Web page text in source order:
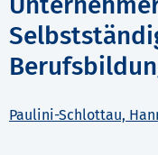
Paulini-Schlottau,